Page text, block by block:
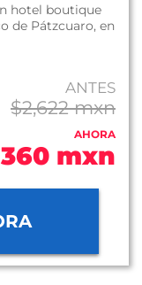
hotel boutique
de Pátzcuaro, en
ANTES
$2,622 mxn
AHORA
mxn